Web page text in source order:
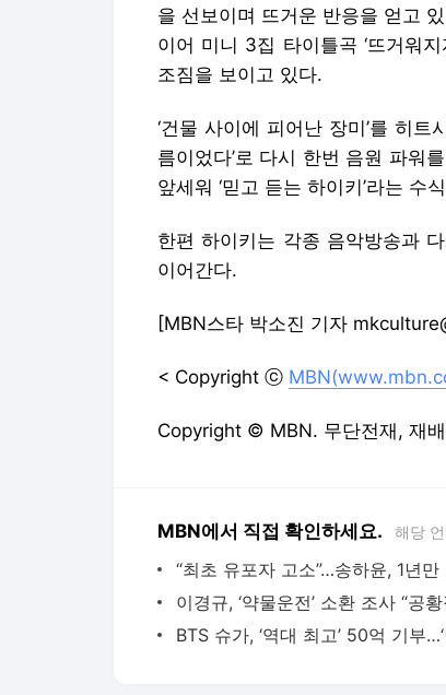
을 선보이며 뜨거운 반응을 얻고
이어 미니 3집 타이틀곡 ‘뜨거워
조짐을 보이고 있다.
‘건물 사이에 피어난 장미’를 히
름이었다’로 다시 한번 음원 파워
앞세워 ‘믿고 듣는 하이키’라는
한편 하이키는 각종 음악방송과
이어간다.
[MBN스타 박소진 기자
< Copyright ⓒ
Copyright © MBN. 무단전재, 재
MBN에서 직접 확인하세요. 해당